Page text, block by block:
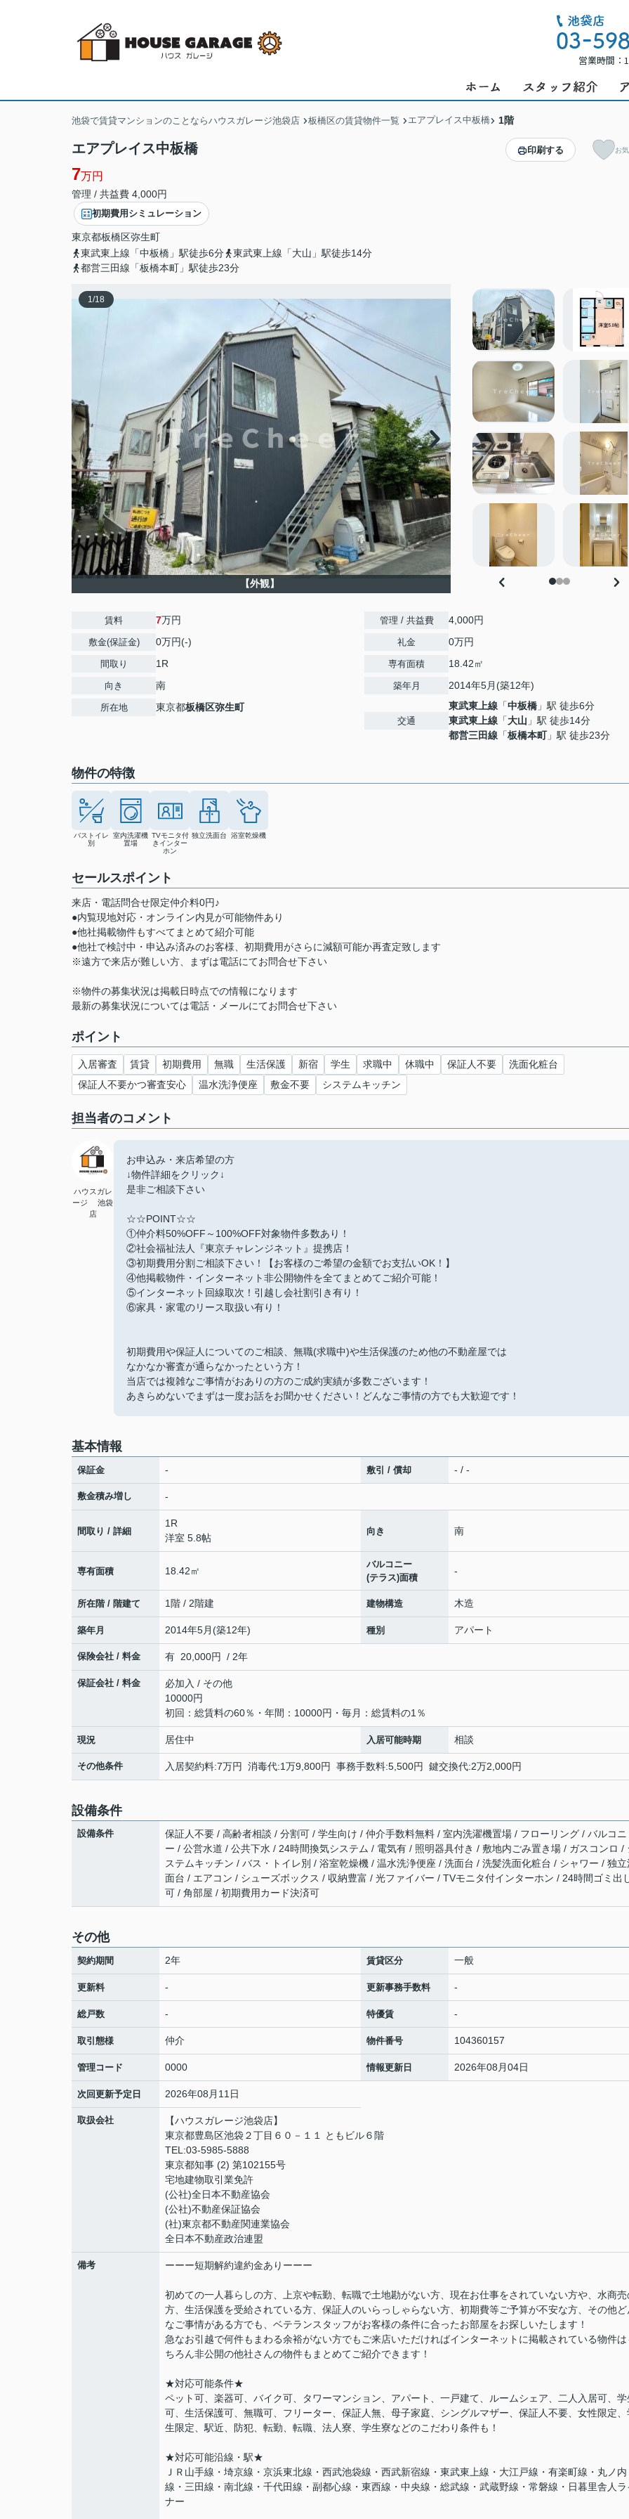
営業時間
池袋で賃貸マンションのことならハウスガレージ池袋店 板橋区の賃貸物件一覧 エアプレイス中板橋 1階
エアプレイス中板橋
7万円
管理 / 共益費 4,000円
初期費用シミュレーション
東京都板橋区弥生町
東武東上線「中板橋」駅徒歩6分
東武東上線「大山」駅徒歩14分
都営三田線「板橋本町」駅徒歩23分
印刷する お
1/18
【外観】
賃料 7万円
敷金(保証金) 0万円(-)
間取り 1R
向き 南
所在地 東京都板橋区弥生町
管理 / 共益費 4,000円
礼金 0万円
専有面積 18.42㎡
築年月 2014年5月(築12年)
交通
東武東上線 「中板橋 」駅 徒歩6分
東武東上線 「大山 」駅 徒歩14分
都営三田線 「板橋本町」駅 徒歩23分
物件の特徴
バストイレ
別
室内洗濯機
置場
TVモニタ付
きインター
ホン
独立洗面台 浴室乾燥機
セールスポイント
来店・電話問合せ限定仲介料0円♪
●内覧現地対応・オンライン内見が可能物件あり
●他社掲載物件もすべてまとめて紹介可能
●他社で検討中・申込み済みのお客様、初期費用がさらに減額可能か再査定致します
※遠方で来店が難しい方、まずは電話にてお問合せ下さい
※物件の募集状況は掲載日時点での情報になります
最新の募集状況については電話・メールにてお問合せ下さい
ポイント
入居審査 賃貸 初期費用 無職 生活保護 新宿 学生 求職中 休職中 保証人不要
洗面化粧台
保証人不要かつ審査安心
温水洗浄便座 敷金不要 システムキッチン
担当者のコメント
ハウスガレ
ージ 池袋
店
お申込み・来店希望の方
↓物件詳細をクリック↓
是非ご相談下さい
☆☆POINT☆☆
①仲介料50%OFF～100%OFF対象物件多数あり！
②社会福祉法人『東京チャレンジネット』提携店！
③初期費用分割ご相談下さい！【お客様のご希望の金額でお支払いOK！】
④他掲載物件・インターネット非公開物件を全てまとめてご紹介可能！
⑤インターネット回線取次！引越し会社割引き有り！
⑥家具・家電のリース取扱い有り！
初期費用や保証人についてのご相談、無職(求職中)や生活保護のため他の不動産屋では
なかなか審査が通らなかったという方！
当店では複雑なご事情がおありの方のご成約実績が多数ございます！
あきらめないでまずは一度お話をお聞かせください！どんなご事情の方でも大歓迎です！
基本情報
保証金 - 敷引 / 償却 - / -
敷金積み増し -
間取り / 詳細
1R
洋室 5.8帖
向き 南
専有面積 18.42㎡
バルコニー
(テラス)面積
-
所在階 / 階建て 1階 / 2階建 建物構造 木造
築年月 2014年5月(築12年) 種別 アパート
保険会社 / 料金 有 20,000円 / 2年
保証会社 / 料金
必加入 / その他
10000円
初回：総賃料の60％・年間：10000円・毎月：総賃料の1％
現況 居住中 入居可能時期 相談
その他条件 入居契約料:7万円 消毒代:1万9,800円 事務手数料:5,500円 鍵交換代:2万2,000円
設備条件
設備条件
保証人不要 / 高齢者相談 / 分割可 / 学生向け / 仲介手数料無料 / 室内洗濯機置場 / フローリング / バルコニ
ー / 公営水道 / 公共下水 / 24時間換気システム / 電気有 / 照明器具付き / 敷地内ごみ置き場 / ガスコンロ /
ステムキッチン / バス・トイレ別 / 浴室乾燥機 / 温水洗浄便座 / 洗面台 / 洗髪洗面化粧台 / シャワー / 独立
面台 / エアコン / シューズボックス / 収納豊富 / 光ファイバー / TVモニタ付インターホン / 24時間ゴミ出
可 / 角部屋 / 初期費用カード決済可
その他
契約期間 2年 賃貸区分 一般
更新料 - 更新事務手数料 -
総戸数 - 特優賃 -
取引態様 仲介 物件番号 104360157
管理コード 0000 情報更新日 2026年08月04日
次回更新予定日 2026年08月11日
取扱会社
【ハウスガレージ池袋店】
東京都豊島区池袋２丁目６０－１１ ともビル６階
TEL:03-5985-5888
東京都知事 (2) 第102155号
宅地建物取引業免許
(公社)全日本不動産協会
(公社)不動産保証協会
(社)東京都不動産関連業協会
全日本不動産政治連盟
備考 ーーー短期解約違約金ありーーー
初めての一人暮らしの方、上京や転勤、転職で土地勘がない方、現在お仕事をされていない方や、水商売
方、生活保護を受給されている方、保証人のいらっしゃらない方、初期費等ご予算が不安な方、その他ど
なご事情がある方でも、ベテランスタッフがお客様の条件に合ったお部屋をお探しいたします！
急なお引越で何件もまわる余裕がない方でもご来店いただければインターネットに掲載されている物件は
ちろん非公開の他社さんの物件もまとめてご紹介できます！
★対応可能条件★
ペット可、楽器可、バイク可、タワーマンション、アパート、一戸建て、ルームシェア、二人入居可、学
可、生活保護可、無職可、フリーター、保証人無、母子家庭、シングルマザー、保証人不要、女性限定、
生限定、駅近、防犯、転勤、転職、法人寮、学生寮などのこだわり条件も！
★対応可能沿線・駅★
ＪＲ山手線・埼京線・京浜東北線・西武池袋線・西武新宿線・東武東上線・大江戸線・有楽町線・丸ノ内
線・三田線・南北線・千代田線・副都心線・東西線・中央線・総武線・武蔵野線・常磐線・日暮里舎人ラ
ナー